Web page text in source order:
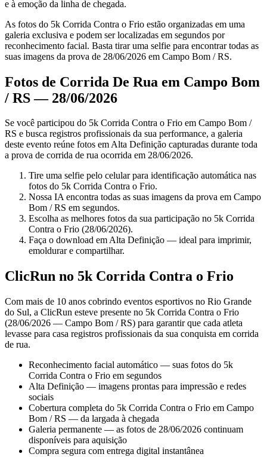
e à emoção da linha de chegada.
As fotos do 5k Corrida Contra o Frio estão organizadas em uma
galeria exclusiva e podem ser localizadas em segundos por
reconhecimento facial. Basta tirar uma selfie para encontrar todas as
suas imagens da prova de 28/06/2026 em Campo Bom / RS.
Fotos de Corrida De Rua em Campo Bom
/ RS — 28/06/2026
Se você participou do 5k Corrida Contra o Frio em Campo Bom /
RS e busca registros profissionais da sua performance, a galeria
deste evento reúne fotos em Alta Definição capturadas durante toda
a prova de corrida de rua ocorrida em 28/06/2026.
Tire uma selfie pelo celular para identificação automática nas
fotos do 5k Corrida Contra o Frio.
Nossa IA encontra todas as suas imagens da prova em Campo
Bom / RS em segundos.
Escolha as melhores fotos da sua participação no 5k Corrida
Contra o Frio (28/06/2026).
Faça o download em Alta Definição — ideal para imprimir,
emoldurar e compartilhar.
ClicRun no 5k Corrida Contra o Frio
Com mais de 10 anos cobrindo eventos esportivos no Rio Grande
do Sul, a ClicRun esteve presente no 5k Corrida Contra o Frio
(28/06/2026 — Campo Bom / RS) para garantir que cada atleta
levasse para casa registros profissionais da sua conquista em corrida
de rua.
Reconhecimento facial automático — suas fotos do 5k
Corrida Contra o Frio em segundos
Alta Definição — imagens prontas para impressão e redes
sociais
Cobertura completa do 5k Corrida Contra o Frio em Campo
Bom / RS — da largada à chegada
Galeria permanente — as fotos de 28/06/2026 continuam
disponíveis para aquisição
Compra segura com entrega digital instantânea